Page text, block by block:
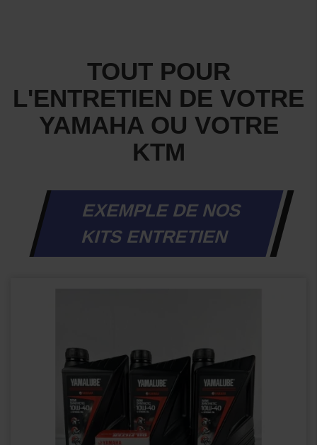
TOUT POUR
L'ENTRETIEN DE VOTRE
YAMAHA OU VOTRE
KTM
EXEMPLE DE NOS
KITS ENTRETIEN